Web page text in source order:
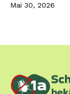
Mai 30, 2026